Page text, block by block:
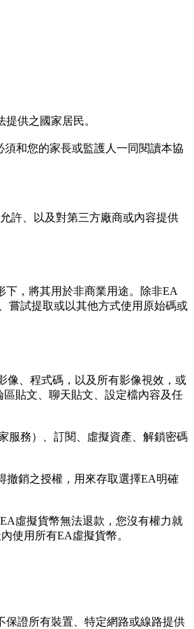
供之國家居民。
和您的家長或監護人一同閱讀本協
許、以及對第三方廠商或內容提供
，將其用於非商業用途。除非EA
嘗試提取或以其他方式使用原始碼或
像、程式碼，以及所有影像視效，或
貼文、聊天貼文、設定檔內容及任
服務）、訂閱、虛擬資產、解鎖密碼
撤銷之授權，用來存取選擇EA明確
虛擬貨幣無法退款，您沒有權力就
使用所有EA虛擬貨幣。
保證所有裝置、特定網路或線路提供